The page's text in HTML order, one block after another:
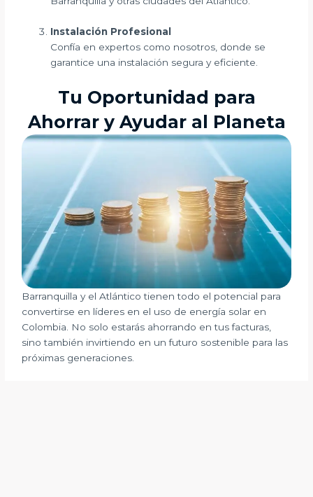
Instalación Profesional
Confía en expertos como nosotros, donde se
garantice una instalación segura y eficiente.
Tu Oportunidad para
Ahorrar y Ayudar al Planeta
Barranquilla y el Atlántico tienen todo el potencial para
convertirse en líderes en el uso de energía solar en
Colombia. No solo estarás ahorrando en tus facturas,
sino también invirtiendo en un futuro sostenible para las
próximas generaciones.